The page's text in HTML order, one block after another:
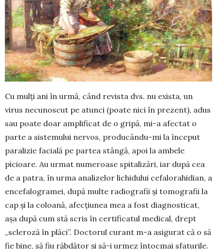
Cu mulți ani în urmă, când revista dvs. nu exis­ta, un
virus necunoscut pe atunci (poate nici în pre­zent), adus
sau poate doar amplificat de o gripă, mi-a afectat o
par­te a sistemului nervos, produ­cân­du-mi la început
pa­ralizie facială pe partea stângă, apoi la ambele
picioare. Au urmat numeroase spi­talizări, iar după cea
de a patra, în urma analizelor lichidului cefalorahidian, a
ence­fa­logramei, după multe radiografii și tomografii la
cap și la coloană, afecțiunea mea a fost diagnosticat,
așa după cum stă scris în certificatul medical, drept
„scleroză în plăci”. Doc­torul curant m-a asigurat că o să
fie bi­ne, să fiu răbdător și să-i urmez întocmai sfaturile.